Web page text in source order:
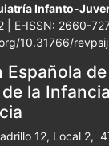
Infanto-
| E-ISSN: 2660-
10.31766/revpsij
Española de
la
12, Local 2,